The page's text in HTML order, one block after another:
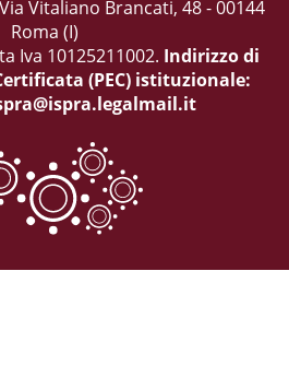
Vitaliano Brancati, 48 - 00144
Roma (I)
Iva 10125211002. Indirizzo di
(PEC) istituzionale: